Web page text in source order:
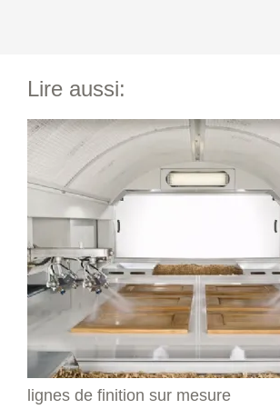
Lire aussi:
lignes de finition sur mesure